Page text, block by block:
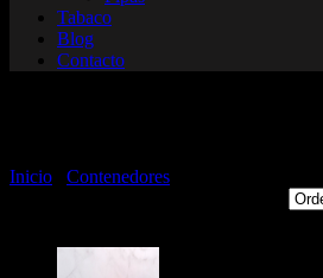
Tabaco
Blog
Contacto
Inicio Contenedores